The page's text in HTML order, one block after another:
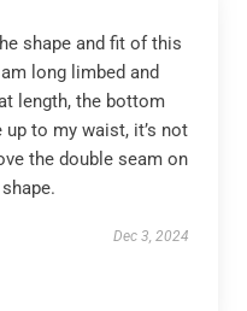
shape and fit of this
long limbed and
length, the bottom
up to my waist, it’s not
the double seam on
Dec 3, 2024